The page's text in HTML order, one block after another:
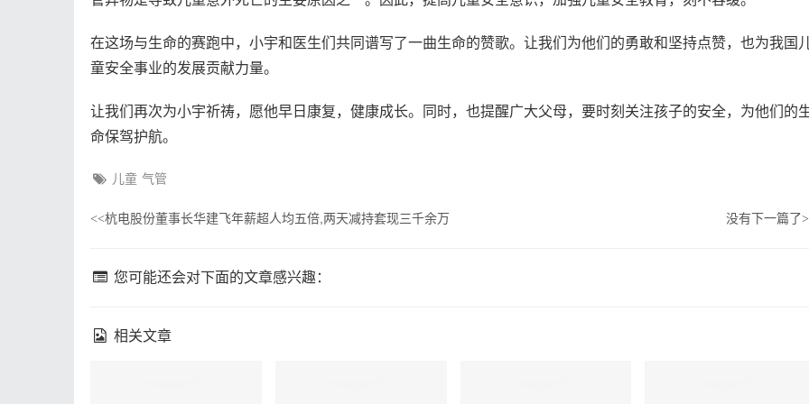
在这场与生命的赛跑中，小宇和医生们共同谱写了一曲生命的赞歌。让我们为他们的勇敢和坚持点赞，也为我国
童安全事业的发展贡献力量。
让我们再次为小宇祈祷，愿他早日康复，健康成长。同时，也提醒广大父母，要时刻关注孩子的安全，为他们的
命保驾护航。
儿童 气管
<<杭电股份董事长华建飞年薪超人均五倍,两天减持套现三千余万 没有下一篇了
您可能还会对下面的文章感兴趣：
相关文章